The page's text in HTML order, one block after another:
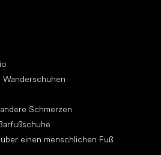
Schmerzen
einen menschlichen Fuß